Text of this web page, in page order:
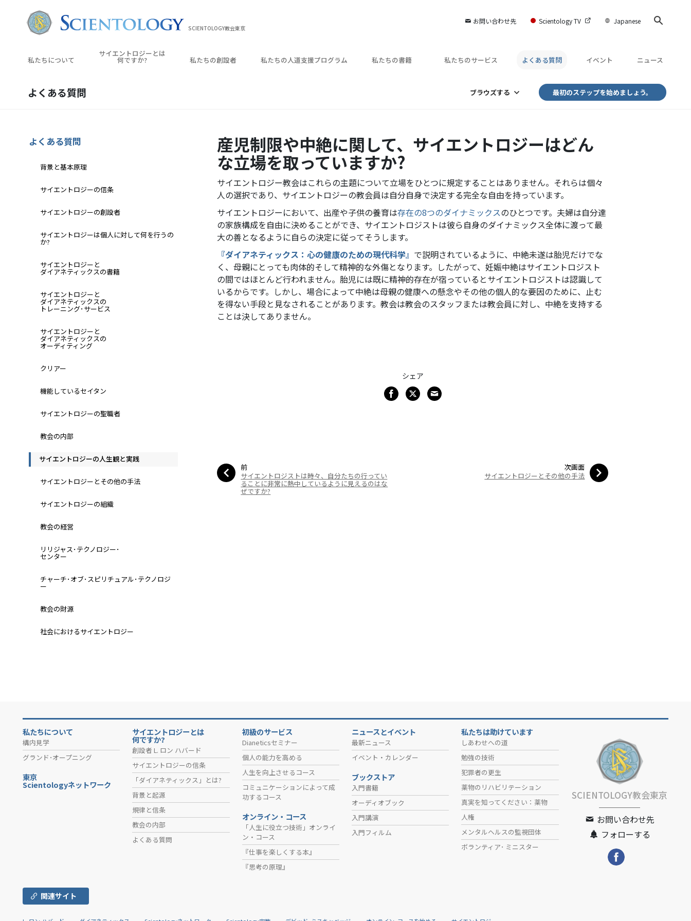
お問い合わせ先 Scientology TV Japanese
SCIENTOLOGY教会東京
私たちについて
サイエントロジーとは
何ですか? 私たちの創設者 私たちの人道支援プログラム 私たちの書籍 私たちのサービス よくある質問 イベント ニュース
よくある質問 ブラウズする 最初のステップを始めましょう。
産児制限や中絶に関して、サイエントロジーはどん
な立場を取っていますか?
サイエントロジー教会はこれらの主題について立場をひとつに規定することはありません。それらは個々
人の選択であり、サイエントロジーの教会員は自分自身で決定する完全な自由を持っています。
サイエントロジーにおいて、出産や子供の養育は存在の8つのダイナミックスのひとつです。夫婦は自分達
の家族構成を自由に決めることができ、サイエントロジストは彼ら自身のダイナミックス全体に渡って最
大の善となるように自らの決定に従ってそうします。
『ダイアネティックス：心の健康のための現代科学』 で説明されているように、中絶未遂は胎児だけでな
く、母親にとっても肉体的そして精神的な外傷となります。したがって、妊娠中絶はサイエントロジスト
の間ではほとんど行われません。胎児には既に精神的存在が宿っているとサイエントロジストは認識して
いるからです。しかし、場合によって中絶は母親の健康への懸念やその他の個人的な要因のために、止む
を得ない手段と見なされることがあります。教会は教会のスタッフまたは教会員に対し、中絶を支持する
ことは決してありません。
シェア
前
サイエントロジストは時々、自分たちの行ってい
ることに非常に熱中しているように見えるのはな
ぜですか?
次画面
サイエントロジーとその他の手法
よくある質問
背景と基本原理
サイエントロジーの信条
サイエントロジーの創設者
サイエントロジーは個人に対して何を行うの
か?
サイエントロジーと
ダイアネティックスの書籍
サイエントロジーと
ダイアネティックスの
トレーニング･サービス
サイエントロジーと
ダイアネティックスの
オーディティング
クリアー
機能しているセイタン
サイエントロジーの聖職者
教会の内部
サイエントロジーの人生観と実践
サイエントロジーとその他の手法
サイエントロジーの組織
教会の経営
リリジャス･テクノロジー･
センター
チャーチ･オブ･スピリチュアル･テクノロジ
ー
教会の財源
社会におけるサイエントロジー
私たちについて
構内見学
グランド･オープニング
東京
Scientologyネットワーク
サイエントロジーとは
何ですか?
創設者 L. ロン ハバード
サイエントロジーの信条
「ダイアネティックス」とは?
背景と起源
規律と信条
教会の内部
よくある質問
初級のサービス
Dianeticsセミナー
個人の能力を高める
人生を向上させるコース
コミュニケーションによって成
功するコース
オンライン・コース
「人生に役立つ技術」オンライ
ン・コース
『仕事を楽しくする本』
『思考の原理』
ニュースとイベント
最新ニュース
イベント・カレンダー
ブックストア
入門書籍
オーディオブック
入門講演
入門フィルム
私たちは助けています
しあわせへの道
勉強の技術
犯罪者の更生
薬物のリハビリテーション
真実を知ってください：薬物
人権
メンタルヘルスの監視団体
ボランティア･ ミニスター
SCIENTOLOGY教会東京
お問い合わせ先
フォローする
関連サイト